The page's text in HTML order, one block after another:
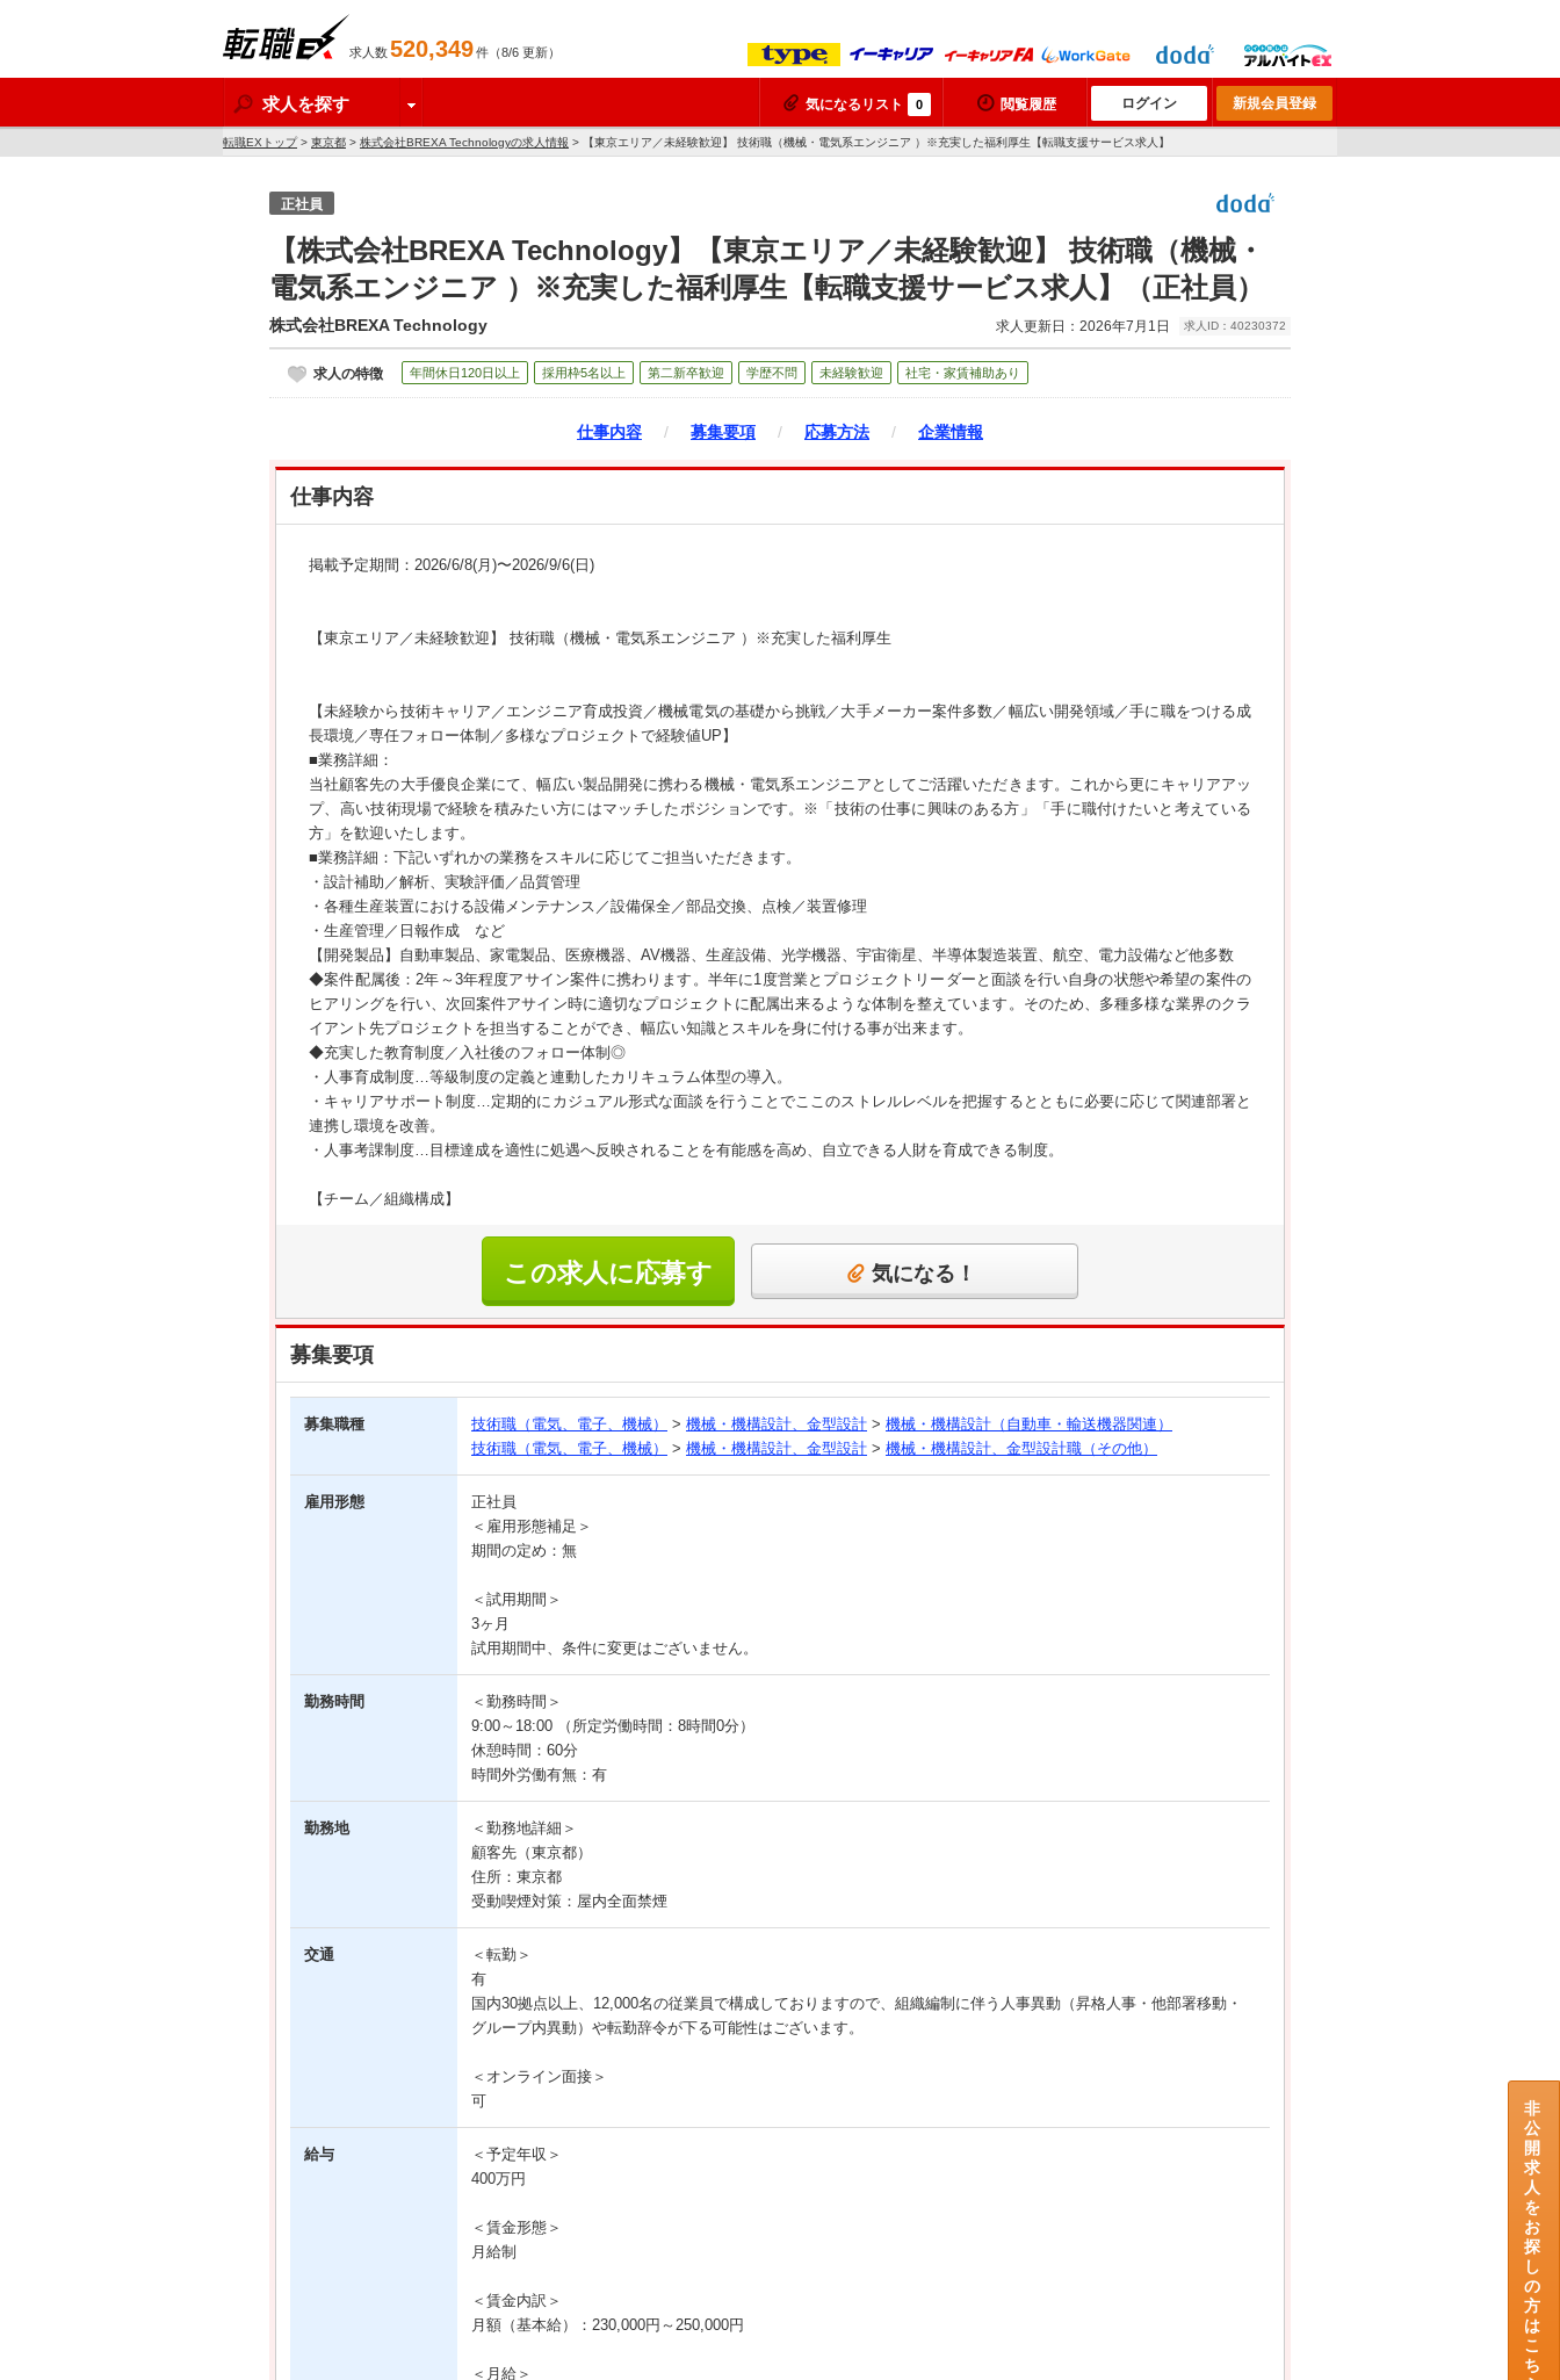
求人数520,349件（8/6 更新）
求人を探す 気になるリスト 0 閲覧履歴 ログイン 新規会員登録
転職EXトップ> 東京都 > 株式会社BREXA Technologyの求人情報 > 【東京エリア／未経験歓迎】 技術職（機械・電気系エンジニア ）※充実した福利厚生【転職支援サービス求人】
正社員
【株式会社BREXA Technology】【東京エリア／未経験歓迎】 技術職（機械・
電気系エンジニア ）※充実した福利厚生【転職支援サービス求人】（正社員）
株式会社BREXA Technology 求人更新日：2026年7月1日 求人ID：40230372
求人の特徴 年間休日120日以上 採用枠5名以上 第二新卒歓迎 学歴不問 未経験歓迎 社宅・家賃補助あり
仕事内容 / 募集要項 / 応募方法 / 企業情報
仕事内容
掲載予定期間：2026/6/8(月)〜2026/9/6(日)
【東京エリア／未経験歓迎】 技術職（機械・電気系エンジニア ）※充実した福利厚生
【未経験から技術キャリア／エンジニア育成投資／機械電気の基礎から挑戦／大手メーカー案件多数／幅広い開発領域／手に職をつける成
長環境／専任フォロー体制／多様なプロジェクトで経験値UP】
■業務詳細：
当社顧客先の大手優良企業にて、幅広い製品開発に携わる機械・電気系エンジニアとしてご活躍いただきます。これから更にキャリアアッ
プ、高い技術現場で経験を積みたい方にはマッチしたポジションです。※「技術の仕事に興味のある方」「手に職付けたいと考えている
方」を歓迎いたします。
■業務詳細：下記いずれかの業務をスキルに応じてご担当いただきます。
・設計補助／解析、実験評価／品質管理
・各種生産装置における設備メンテナンス／設備保全／部品交換、点検／装置修理
・生産管理／日報作成 など
【開発製品】自動車製品、家電製品、医療機器、AV機器、生産設備、光学機器、宇宙衛星、半導体製造装置、航空、電力設備など他多数
◆案件配属後：2年～3年程度アサイン案件に携わります。半年に1度営業とプロジェクトリーダーと面談を行い自身の状態や希望の案件の
ヒアリングを行い、次回案件アサイン時に適切なプロジェクトに配属出来るような体制を整えています。そのため、多種多様な業界のクラ
イアント先プロジェクトを担当することができ、幅広い知識とスキルを身に付ける事が出来ます。
◆充実した教育制度／入社後のフォロー体制◎
・人事育成制度…等級制度の定義と連動したカリキュラム体型の導入。
・キャリアサポート制度…定期的にカジュアル形式な面談を行うことでここのストレルレベルを把握するとともに必要に応じて関連部署と
連携し環境を改善。
・人事考課制度…目標達成を適性に処遇へ反映されることを有能感を高め、自立できる人財を育成できる制度。
【チーム／組織構成】
この求人に応募す
る
気になる！
募集要項
募集職種 技術職（電気、電子、機械） > 機械・機構設計、金型設計 > 機械・機構設計（自動車・輸送機器関連）
技術職（電気、電子、機械）
> 機械・機構設計、金型設計 > 機械・機構設計、金型設計職（その他）
雇用形態
正社員
＜雇用形態補足＞
期間の定め：無
＜試用期間＞
3ヶ月
試用期間中、条件に変更はございません。
勤務時間
＜勤務時間＞
9:00～18:00 （所定労働時間：8時間0分）
休憩時間：60分
時間外労働有無：有
勤務地
＜勤務地詳細＞
顧客先（東京都）
住所：東京都
受動喫煙対策：屋内全面禁煙
交通
＜転勤＞
有
国内30拠点以上、12,000名の従業員で構成しておりますので、組織編制に伴う人事異動（昇格人事・他部署移動・
グループ内異動）や転勤辞令が下る可能性はございます。
＜オンライン面接＞
可
給与
＜予定年収＞
400万円
＜賃金形態＞
月給制
＜賃金内訳＞
月額（基本給）：230,000円～250,000円
＜月給＞
非
公
開
求
人
を
お
探
し
の
方
は
こ
ち